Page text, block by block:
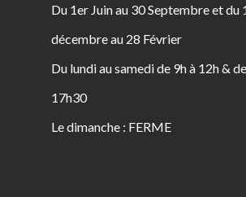
Du 1er Juin au 30 Septembre et du
décembre au 28 Février
Du lundi au samedi de 9h à 12h &
17h30
Le dimanche : FERME